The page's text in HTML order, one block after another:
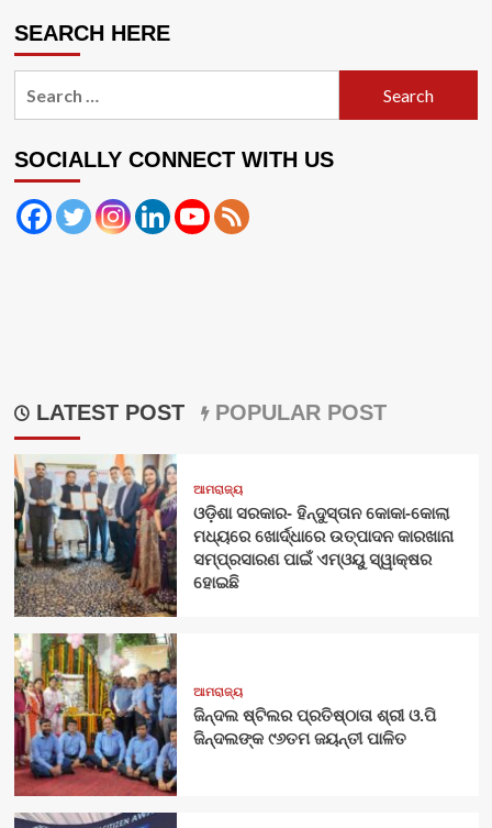
SEARCH HERE
SOCIALLY CONNECT WITH US
LATEST POST POPULAR POST
ଆମରାଜ୍ୟ
ଓଡ଼ିଶା ସରକାର- ହିନ୍ଦୁସ୍ତାନ କୋକା-କୋଲା
ମଧ୍ୟରେ ଖୋର୍ଦ୍ଧାରେ ଉତ୍ପାଦନ କାରଖାନା
ସମ୍ପ୍ରସାରଣ ପାଇଁ ଏମ୍‌ଓୟୁ ସ୍ୱାକ୍ଷର
ହୋଇଛି
ଆମରାଜ୍ୟ
ଜିନ୍ଦଲ ଷ୍ଟିଲର ପ୍ରତିଷ୍ଠାତା ଶ୍ରୀ ଓ.ପି
ଜିନ୍ଦଲଙ୍କ ୯୬ତମ ଜୟନ୍ତୀ ପାଳିତ